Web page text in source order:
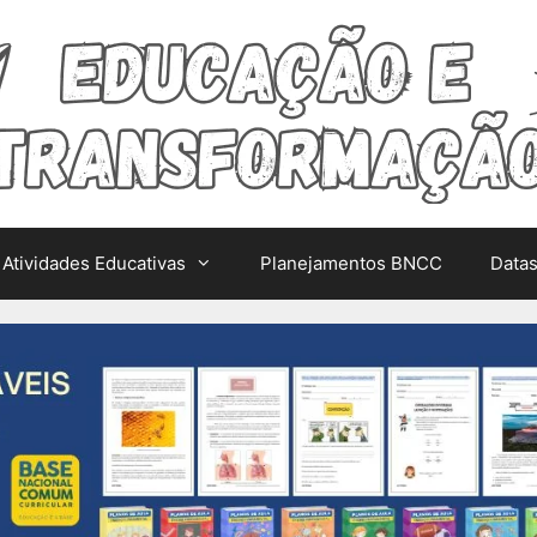
Atividades Educativas Planejamentos BNCC